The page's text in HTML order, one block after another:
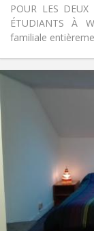
POUR LES
ÉTUDIANTS À
familiale